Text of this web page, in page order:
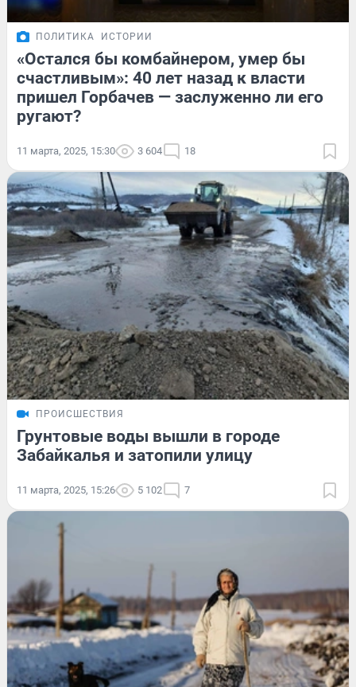
ПОЛИТИКА ИСТОРИИ
«Остался бы комбайнером, умер бы
счастливым»: 40 лет назад к власти
пришел Горбачев — заслуженно ли его
ругают?
11 марта, 2025, 15:30 3 604 18
ПРОИСШЕСТВИЯ
Грунтовые воды вышли в городе
Забайкалья и затопили улицу
11 марта, 2025, 15:26 5 102 7